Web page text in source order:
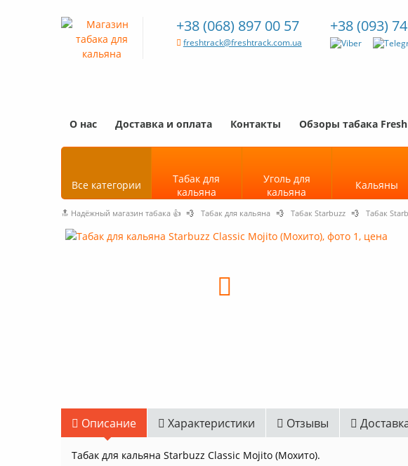
+38 (068) 897 00 57
freshtrack@freshtrack.com.ua
+38 (093)
О нас Доставка и оплата Контакты Обзоры табака
Все категории
Табак для
кальяна
Уголь для
кальяна
Кальяны
🔝 Надёжный магазин табака 👍 💨 Табак для кальяна 💨 Табак Starbuzz 💨 Табак
Описание Характеристики Отзывы
Табак для кальяна Starbuzz Classic Mojito (Мохито).